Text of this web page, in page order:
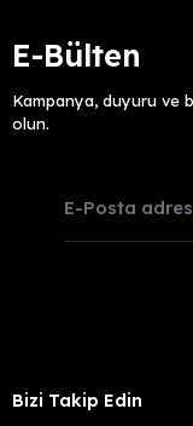
E-Bülten
Kampanya, duyuru ve
olun.
Bizi Takip Edin